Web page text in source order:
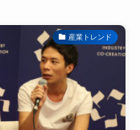
産業トレンド